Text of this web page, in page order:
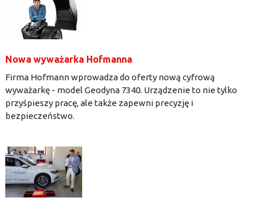
Nowa wyważarka Hofmanna
Firma Hofmann wprowadza do oferty nową cyfrową
wyważarkę - model Geodyna 7340. Urządzenie to nie tylko
przyśpieszy pracę, ale także zapewni precyzję i
bezpieczeństwo.